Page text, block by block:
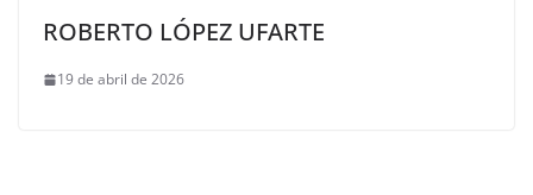
ROBERTO LÓPEZ UFARTE
19 de abril de 2026